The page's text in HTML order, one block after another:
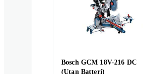
Bosch GCM 18V-216 DC
(Utan Batteri)